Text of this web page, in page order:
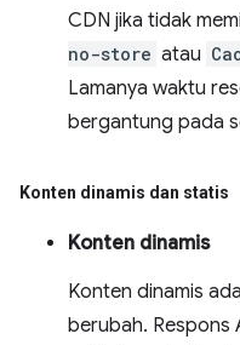
CDN jika tidak
no-store atau
Lamanya waktu
bergantung pada
Konten dinamis dan statis
Konten dinamis
Konten dinamis
berubah. Respons